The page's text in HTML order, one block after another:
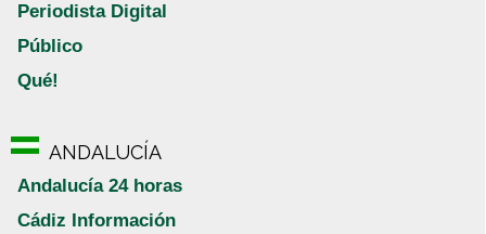
Periodista Digital
Público
Qué!
ANDALUCÍA
Andalucía 24 horas
Cádiz Información